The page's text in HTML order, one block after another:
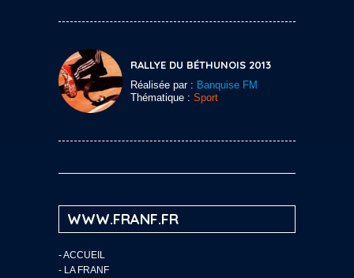
RALLYE DU BÉTHUNOIS 2013
Réalisée par : Banquise FM
Thématique : Sport
WWW.FRANF.FR
-ACCUEIL
- LA FRANF